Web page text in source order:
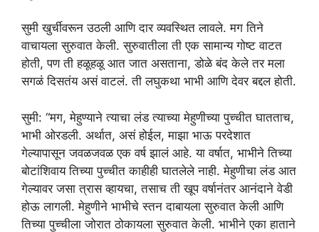
सुमी खुर्चीवरून उठली आणि दार व्यवस्थित लावले. मग तिने
वाचायला सुरुवात केली. सुरुवातीला ती एक सामान्य गोष्ट वाटत
होती, पण ती हळूहळू आत जात असताना, डोळे बंद केले तर मला
सगळं दिसतंय असं वाटलं. ती लघुकथा भाभी आणि देवर बद्दल होती.
सुमी: “मग, मेहुण्याने त्याचा लंड त्याच्या मेहुणीच्या पुच्चीत घातताच,
भाभी ओरडली. अर्थात, असं होईल, माझा भाऊ परदेशात
गेल्यापासून जवळजवळ एक वर्ष झालं आहे. या वर्षात, भाभीने तिच्या
बोटांशिवाय तिच्या पुच्चीत काहीही घातलेले नाही. मेहुणीचा लंड आत
गेल्यावर जसा त्रास व्हायचा, तसाच ती खूप वर्षानंतर आनंदाने वेडी
होऊ लागली. मेहुणीने भाभीचे स्तन दाबायला सुरुवात केली आणि
तिच्या पुच्चीला जोरात ठोकायला सुरुवात केली. भाभीने एका हाताने